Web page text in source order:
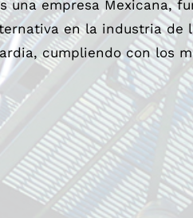
una empresa Mexicana,
en la industria de
cumpliendo con los